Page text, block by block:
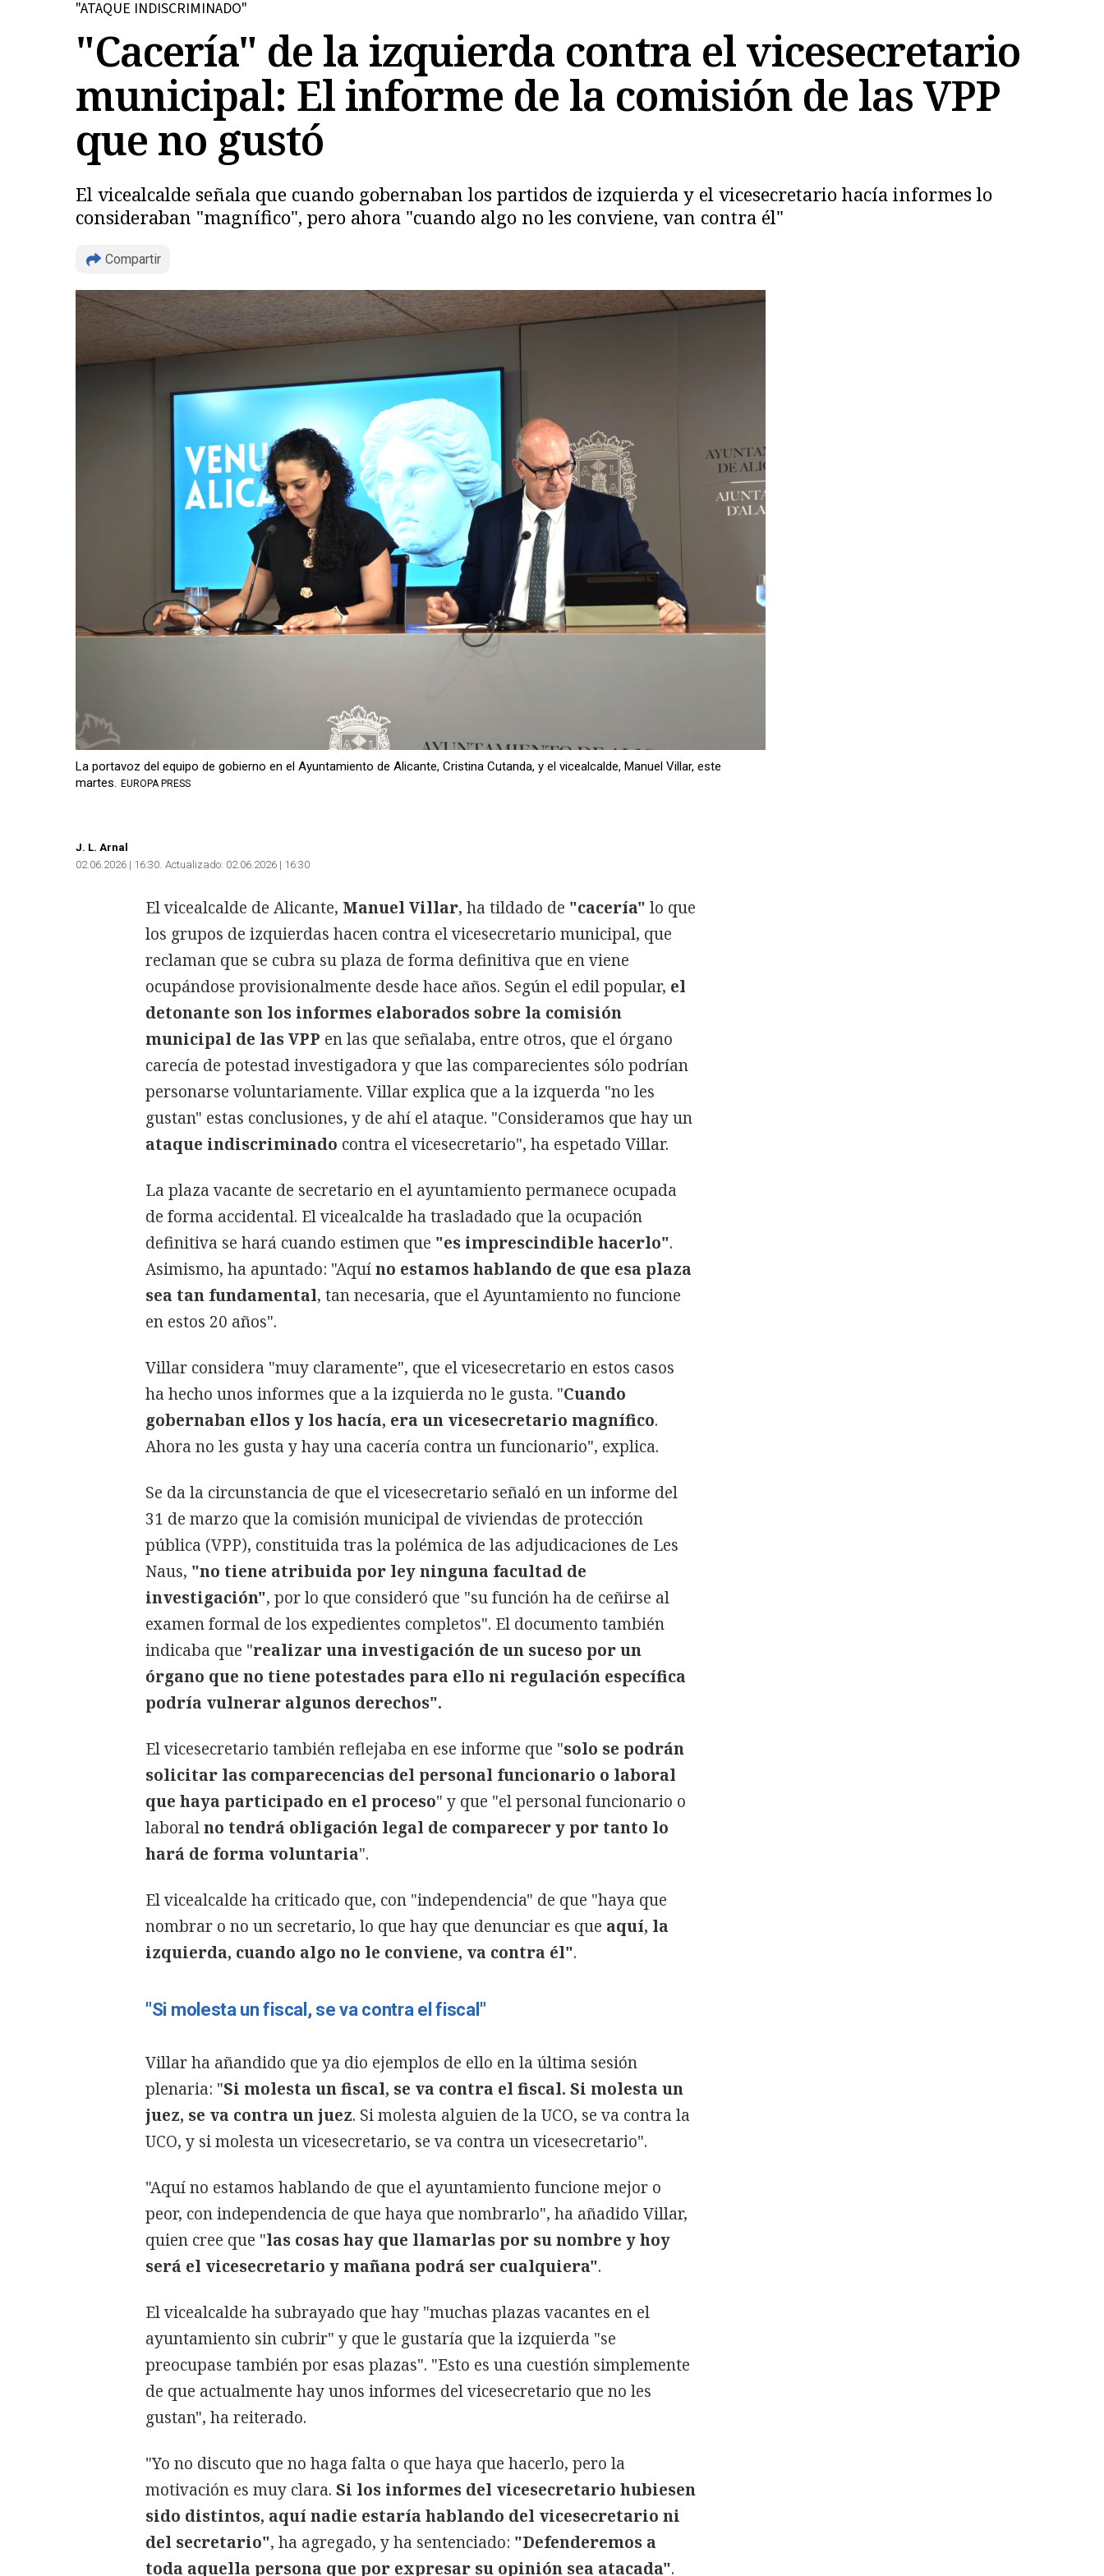
"ATAQUE INDISCRIMINADO"
"Cacería" de la izquierda contra el vicesecretario
municipal: El informe de la comisión de las VPP
que no gustó
El vicealcalde señala que cuando gobernaban los partidos de izquierda y el vicesecretario hacía informes lo
consideraban "magnífico", pero ahora "cuando algo no les conviene, van contra él"
Compartir
Copiar
La portavoz del equipo de gobierno en el Ayuntamiento de Alicante, Cristina Cutanda, y el vicealcalde, Manuel Villar, este
martes. EUROPA PRESS
J. L. Arnal
02.06.2026 | 16:30 Actualizado: 02.06.2026 | 16:30
El vicealcalde de Alicante, Manuel Villar, ha tildado de "cacería" lo que
los grupos de izquierdas hacen contra el vicesecretario municipal, que
reclaman que se cubra su plaza de forma definitiva que en viene
ocupándose provisionalmente desde hace años. Según el edil popular, el
detonante son los informes elaborados sobre la comisión
municipal de las VPP en las que señalaba, entre otros, que el órgano
carecía de potestad investigadora y que las comparecientes sólo podrían
personarse voluntariamente. Villar explica que a la izquerda "no les
gustan" estas conclusiones, y de ahí el ataque. "Consideramos que hay un
ataque indiscriminado contra el vicesecretario", ha espetado Villar.
La plaza vacante de secretario en el ayuntamiento permanece ocupada
de forma accidental. El vicealcalde ha trasladado que la ocupación
definitiva se hará cuando estimen que "es imprescindible hacerlo".
Asimismo, ha apuntado: "Aquíno estamos hablando de que esa plaza
sea tan fundamental, tan necesaria, que el Ayuntamiento no funcione
en estos 20 años".
Villar considera "muy claramente", que el vicesecretario en estos casos
ha hecho unos informes que a la izquierda no le gusta. "Cuando
gobernaban ellos y los hacía, era un vicesecretario magnífico.
Ahora no les gusta y hay una cacería contra un funcionario", explica.
Se da la circunstancia de que el vicesecretario señaló en un informe del
31 de marzo que la comisión municipal de viviendas de protección
pública (VPP), constituida tras la polémica de las adjudicaciones de Les
Naus, "no tiene atribuida por ley ninguna facultad de
investigación", por lo que consideró que "su función ha de ceñirse al
examen formal de los expedientes completos". El documento también
indicaba que "realizar una investigación de un suceso por un
órgano que no tiene potestades para ello ni regulación específica
podría vulnerar algunos derechos".
El vicesecretario también reflejaba en ese informe que "solo se podrán
solicitar las comparecencias del personal funcionario o laboral
que haya participado en el proceso" y que "el personal funcionario o
laboralno tendrá obligación legal de comparecer y por tanto lo
hará de forma voluntaria".
El vicealcalde ha criticado que, con "independencia" de que "haya que
nombrar o no un secretario, lo que hay que denunciar es que aquí, la
izquierda, cuando algo no le conviene, va contra él".
"Si molesta un fiscal, se va contra el fiscal"
Villar ha añandido que ya dio ejemplos de ello en la última sesión
plenaria: "Si molesta un fiscal, se va contra el fiscal. Si molesta un
juez, se va contra un juez. Si molesta alguien de la UCO, se va contra la
UCO, y si molesta un vicesecretario, se va contra un vicesecretario".
"Aquí no estamos hablando de que el ayuntamiento funcione mejor o
peor, con independencia de que haya que nombrarlo", ha añadido Villar,
quien cree que "las cosas hay que llamarlas por su nombre y hoy
será el vicesecretario y mañana podrá ser cualquiera".
El vicealcalde ha subrayado que hay "muchas plazas vacantes en el
ayuntamiento sin cubrir" y que le gustaría que la izquierda "se
preocupase también por esas plazas". "Esto es una cuestión simplemente
de que actualmente hay unos informes del vicesecretario que no les
gustan", ha reiterado.
"Yo no discuto que no haga falta o que haya que hacerlo, pero la
motivación es muy clara. Si los informes del vicesecretario hubiesen
sido distintos, aquí nadie estaría hablando del vicesecretario ni
del secretario", ha agregado, y ha sentenciado: "Defenderemos a
toda aquella persona que por expresar su opinión sea atacada".